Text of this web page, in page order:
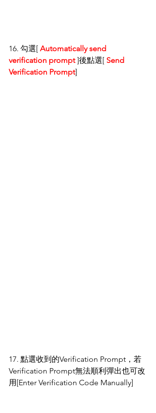
16. 勾選[ Automatically send
verification prompt ]後點選[ Send
Verification Prompt]
17. 點選收到的Verification Prompt，若
Verification Prompt無法順利彈出也可改
用[Enter Verification Code Manually]